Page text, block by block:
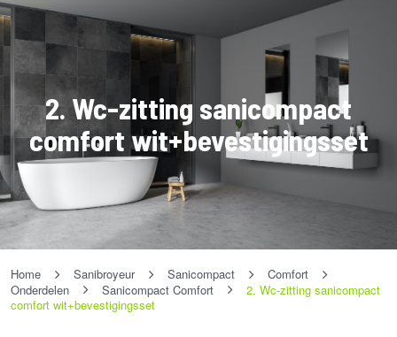
2. Wc-zitting sanicompact
comfort wit+bevestigingsset
Home Sanibroyeur Sanicompact
Comfort
Onderdelen
Sanicompact Comfort
2. Wc-zitting sanicompact
comfort wit+bevestigingsset